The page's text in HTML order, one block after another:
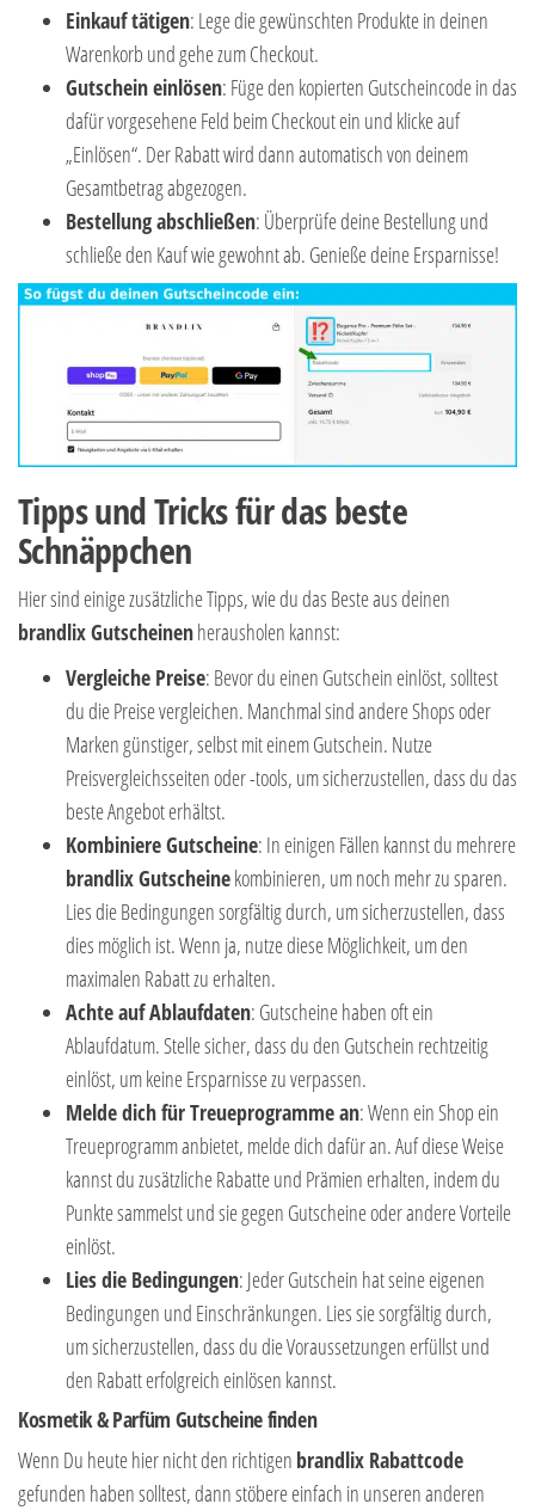
Einkauf tätigen: Lege die gewünschten Produkte in deinen
Warenkorb und gehe zum Checkout.
Gutschein einlösen: Füge den kopierten Gutscheincode in das
dafür vorgesehene Feld beim Checkout ein und klicke auf
„Einlösen“. Der Rabatt wird dann automatisch von deinem
Gesamtbetrag abgezogen.
Bestellung abschließen: Überprüfe deine Bestellung und
schließe den Kauf wie gewohnt ab. Genieße deine Ersparnisse!
Tipps und Tricks für das beste
Schnäppchen
Hier sind einige zusätzliche Tipps, wie du das Beste aus deinen
brandlix Gutscheinenherausholen kannst:
Vergleiche Preise: Bevor du einen Gutschein einlöst, solltest
du die Preise vergleichen. Manchmal sind andere Shops oder
Marken günstiger, selbst mit einem Gutschein. Nutze
Preisvergleichsseiten oder -tools, um sicherzustellen, dass du das
beste Angebot erhältst.
Kombiniere Gutscheine: In einigen Fällen kannst du mehrere
brandlix Gutscheinekombinieren, um noch mehr zu sparen.
Lies die Bedingungen sorgfältig durch, um sicherzustellen, dass
dies möglich ist. Wenn ja, nutze diese Möglichkeit, um den
maximalen Rabatt zu erhalten.
Achte auf Ablaufdaten: Gutscheine haben oft ein
Ablaufdatum. Stelle sicher, dass du den Gutschein rechtzeitig
einlöst, um keine Ersparnisse zu verpassen.
Melde dich für Treueprogramme an: Wenn ein Shop ein
Treueprogramm anbietet, melde dich dafür an. Auf diese Weise
kannst du zusätzliche Rabatte und Prämien erhalten, indem du
Punkte sammelst und sie gegen Gutscheine oder andere Vorteile
einlöst.
Lies die Bedingungen: Jeder Gutschein hat seine eigenen
Bedingungen und Einschränkungen. Lies sie sorgfältig durch,
um sicherzustellen, dass du die Voraussetzungen erfüllst und
den Rabatt erfolgreich einlösen kannst.
Kosmetik & Parfüm Gutscheine finden
Wenn Du heute hier nicht den richtigen brandlix Rabattcode
gefunden haben solltest, dann stöbere einfach in unseren anderen